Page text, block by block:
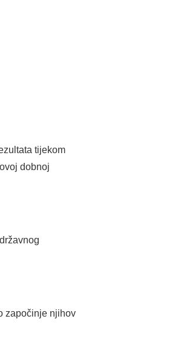
tijekom
dobnoj
započinje njihov